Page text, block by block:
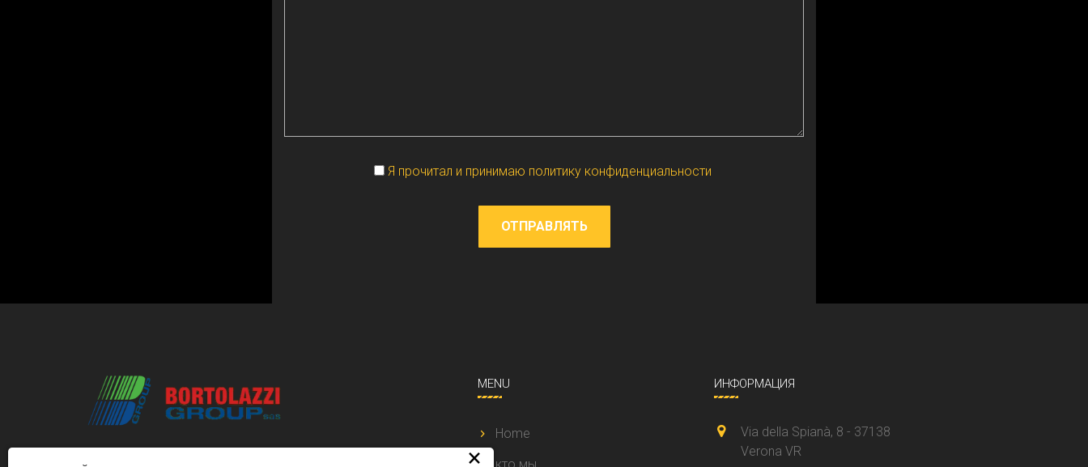
Я прочитал и принимаю политику конфиденциальности
ОТПРАВЛЯТЬ
MENU
Home
ИНФОРМАЦИЯ
Via della Spianà, 8 - 37138
Verona VR
×